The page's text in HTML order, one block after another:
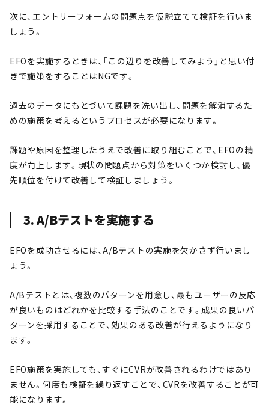
次に、エントリーフォームの問題点を仮説立てて検証を行いま
しょう。
EFOを実施するときは、「この辺りを改善してみよう」と思い付
きで施策をすることはNGです。
過去のデータにもとづいて課題を洗い出し、問題を解消するた
めの施策を考えるというプロセスが必要になります。
課題や原因を整理したうえで改善に取り組むことで、EFOの精
度が向上します。現状の問題点から対策をいくつか検討し、優
先順位を付けて改善して検証しましょう。
3. A/Bテストを実施する
EFOを成功させるには、A/Bテストの実施を欠かさず行いまし
ょう。
A/Bテストとは、複数のパターンを用意し、最もユーザーの反応
が良いものはどれかを比較する手法のことです。成果の良いパ
ターンを採用することで、効果のある改善が行えるようになり
ます。
EFO施策を実施しても、すぐにCVRが改善されるわけではあり
ません。何度も検証を繰り返すことで、CVRを改善することが可
能になります。